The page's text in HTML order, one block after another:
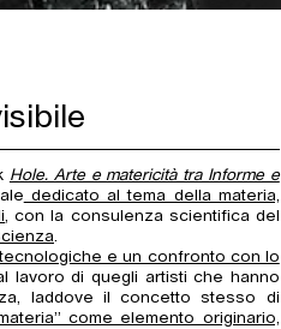
Hole. Arte e matericità tra Informe e
dedicato al tema della materia,
, con la consulenza scientifica del
.
e un confronto con lo
lavoro di quegli artisti che hanno
laddove il concetto stesso di
come elemento originario,